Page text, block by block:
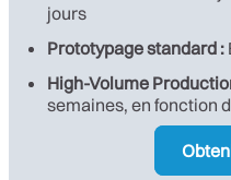
jours
Prototypage standard :
High-Volume
semaines, en fonction